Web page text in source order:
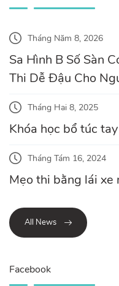
Tháng Năm 8, 2026
Sa Hình B Số Sàn
Thi Dễ Đậu Cho
Tháng Hai 8, 2025
Khóa học bổ túc
Tháng Tám 16, 2024
Mẹo thi bằng lái xe
All News
Facebook